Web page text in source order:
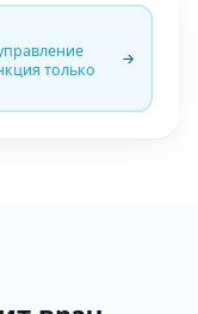
только